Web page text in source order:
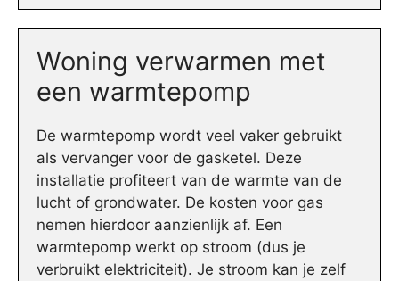
Woning verwarmen met
een warmtepomp
De warmtepomp wordt veel vaker gebruikt
als vervanger voor de gasketel. Deze
installatie profiteert van de warmte van de
lucht of grondwater. De kosten voor gas
nemen hierdoor aanzienlijk af. Een
warmtepomp werkt op stroom (dus je
verbruikt elektriciteit). Je stroom kan je zelf